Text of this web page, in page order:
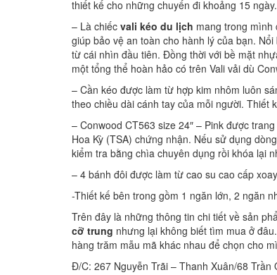
thiết kế cho những chuyến đi khoảng 15 ngày.
– Là chiếc vali kéo du lịch mang trong mình
giúp bảo vệ an toàn cho hành lý của bạn.
từ cái nhìn đầu tiên. Đồng thời với bề mặt
một tổng thể hoàn hảo có trên Vali vải dù
– Cần kéo được làm từ hợp kim nhôm luôn
theo chiều dài cánh tay của mỗi người. Thiết
– Conwood CT563 size 24″ – Pink được
Hoa Kỳ (TSA) chứng nhận. Nếu sử dụng
kiểm tra bằng chìa chuyên dụng rồi khóa lại
– 4 bánh đôi được làm từ cao su cao cấp
-Thiết kế bên trong gồm 1 ngăn lớn, 2 ngăn
Trên đây là những thông tin chi tiết về sản
cỡ trung nhưng lại không biết tìm mua ở
hàng trăm mẫu mã khác nhau để chọn cho
Đ/C: 267 Nguyễn Trãi – Thanh Xuân/68